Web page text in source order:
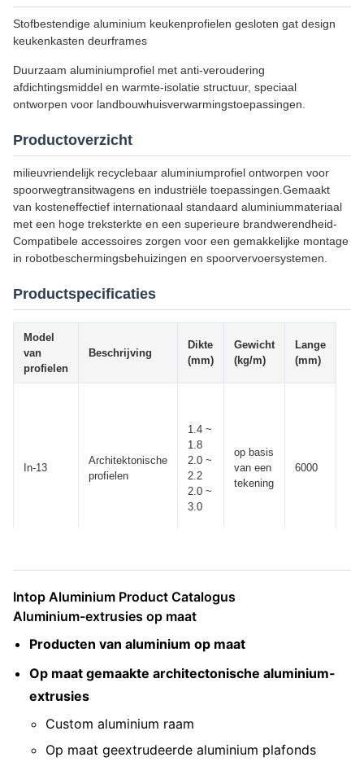
Stofbestendige aluminium keukenprofielen gesloten gat design
keukenkasten deurframes
Duurzaam aluminiumprofiel met anti-veroudering
afdichtingsmiddel en warmte-isolatie structuur, speciaal
ontworpen voor landbouwhuisverwarmingstoepassingen.
Productoverzicht
milieuvriendelijk recyclebaar aluminiumprofiel ontworpen voor
spoorwegtransitwagens en industriële toepassingen.Gemaakt
van kosteneffectief internationaal standaard aluminiummateriaal
met een hoge treksterkte en een superieure brandwerendheid-
Compatibele accessoires zorgen voor een gemakkelijke montage
in robotbeschermingsbehuizingen en spoorvervoersystemen.
Productspecificaties
Model
van
profielen
Beschrijving
Dikte
(mm)
Gewicht
(kg/m)
Lange
(mm)
In-13
Architektonische
profielen
1.4 ~
1.8
2.0 ~
2.2
2.0 ~
3.0
op basis
van een
tekening
6000
Intop Aluminium Product Catalogus
Aluminium-extrusies op maat
Producten van aluminium op maat
Op maat gemaakte architectonische aluminium-
extrusies
Custom aluminium raam
Op maat geextrudeerde aluminium plafonds